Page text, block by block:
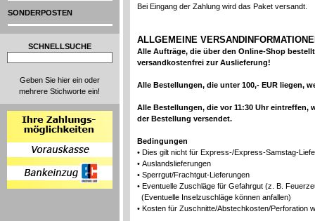
SCHNELLSUCHE
Geben Sie hier ein oder
mehrere Stichworte ein!
Bei Eingang der Zahlung wird das Paket versandt.
ALLGEMEINE
Alle Aufträge, die über den Online-Shop
versandkostenfrei zur Auslieferung!
Alle Bestellungen, die unter 100,- EUR liegen,
Alle Bestellungen, die vor 11:30 Uhr eintreffen,
der Bestellung versendet.
Bedingungen
• Dies gilt nicht für Express-/Express-Samstag-
• Auslandslieferungen
• Sperrgut/Frachtgut-Lieferungen
• Eventuelle Zuschläge für Gefahrgut (z. B.
(Eventuelle Inselzuschläge können anfallen)
• Kosten für Zuschnitte/Abstechkosten/Perforation
SONDERPOSTEN